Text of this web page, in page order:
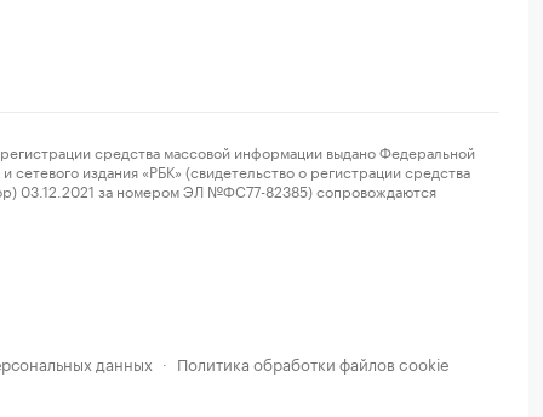
средства массовой информации выдано Федеральной
издания «РБК» (свидетельство о регистрации средства
03.12.2021 за номером ЭЛ №ФС77-82385) сопровождаются
данных · Политика обработки файлов cookie